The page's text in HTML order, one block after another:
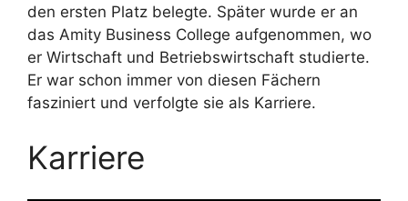
den ersten Platz belegte. Später wurde er an
das Amity Business College aufgenommen, wo
er Wirtschaft und Betriebswirtschaft studierte.
Er war schon immer von diesen Fächern
fasziniert und verfolgte sie als Karriere.
Karriere